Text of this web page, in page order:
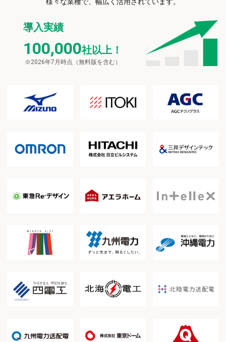
導入実績
100,000社以上！
※2026年7月時点（無料版を含む）